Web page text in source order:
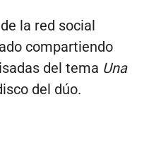
la red social
compartiendo
del tema Una
del dúo.